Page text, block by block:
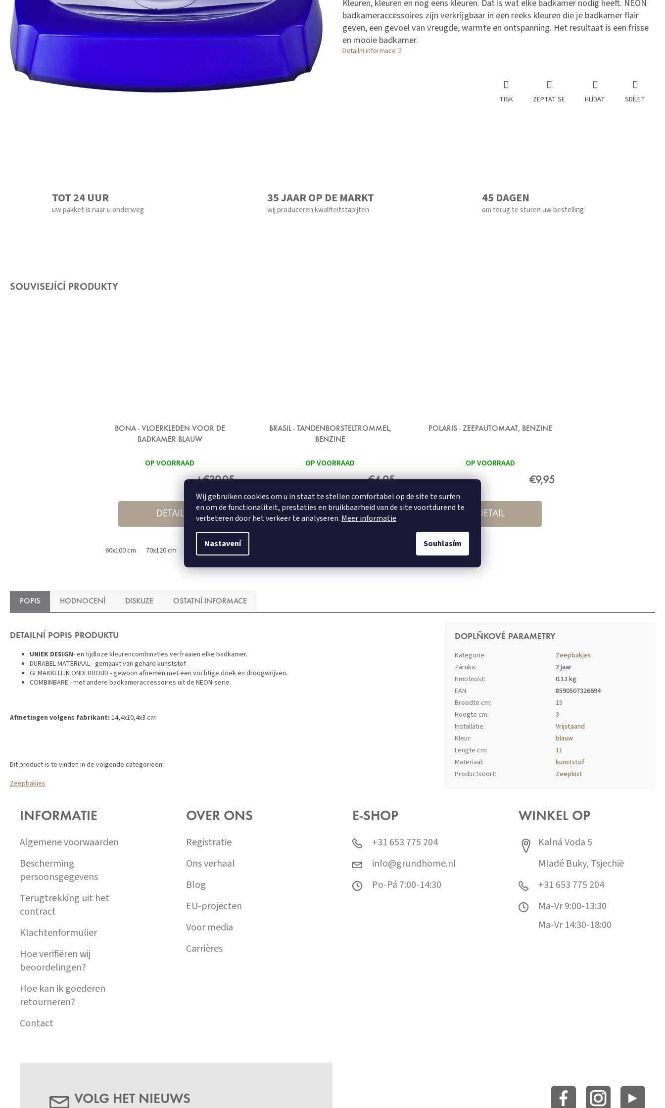
Wij gebruiken cookies om u in staat te stellen comfortabel op de site te surfen
en om de functionaliteit, prestaties en bruikbaarheid van de site voortdurend te
verbeteren door het verkeer te analyseren. Meer informatie
Nastavení Souhlasím
Kleuren, kleuren en nog eens kleuren. Dat is wat elke badkamer nodig heeft. NEON
badkameraccessoires zijn verkrijgbaar in een reeks kleuren die je badkamer flair
geven, een gevoel van vreugde, warmte en ontspanning. Het resultaat is een frisse
en mooie badkamer.
Detailní informace
TISK ZEPTAT SE HLÍDAT SDÍLET
TOT 24 UUR
uw pakket is naar u onderweg
35 JAAR OP DE MARKT
wij produceren kwaliteitstapijten
45 DAGEN
om terug te sturen uw bestelling
SOUVISEJÍCÍ PRODUKTY
BONA - VLOERKLEDEN VOOR DE
BADKAMER BLAUW
OP VOORRAAD
od€39,95
DETAIL
60x100 cm 70x120 cm
BRASIL - TANDENBORSTELTROMMEL,
BENZINE
OP VOORRAAD
€4,95
DETAIL
POLARIS - ZEEPAUTOMAAT, BENZINE
OP VOORRAAD
€9,95
DETAIL
POPIS HODNOCENÍ DISKUZE OSTATNÍ INFORMACE
DETAILNÍ POPIS PRODUKTU
UNIEK DESIGN- en tijdloze kleurencombinaties verfraaien elke badkamer.
DURABEL MATERIAAL - gemaakt van gehard kunststof.
GEMAKKELIJK ONDERHOUD - gewoon afnemen met een vochtige doek en droogwrijven.
COMBINBARE - met andere badkameraccessoires uit de NEON-serie.
Afmetingen volgens fabrikant: 14,4x10,4x3 cm
Dit product is te vinden in de volgende categorieën:
Zeepbakjes
DOPLŇKOVÉ PARAMETRY
Kategorie:
Zeepbakjes
Záruka:
2 jaar
Hmotnost:
0.12 kg
EAN:
8590507326694
Breedte cm:
15
Hoogte cm:
3
Installatie:
Vrijstaand
Kleur:
blauw
Lengte cm:
11
Materiaal:
kunststof
Productsoort:
Zeepkist
INFORMATIE
Algemene voorwaarden
Bescherming
persoonsgegevens
Terugtrekking uit het
contract
Klachtenformulier
Hoe verifiëren wij
beoordelingen?
Hoe kan ik goederen
retourneren?
Contact
OVER ONS
Registratie
Ons verhaal
Blog
EU-projecten
Voor media
Carrières
E-SHOP
+31 653 775 204
info@grundhome.nl
Po-Pá 7:00-14:30
WINKEL OP
Kalná Voda 5
Mladé Buky, Tsjechië
+31 653 775 204
Ma-Vr 9:00-13:30
Ma-Vr 14:30-18:00
VOLG HET NIEUWS